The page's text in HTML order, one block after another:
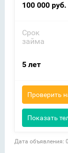
100 000 руб.
Срок
займа
5 лет
Проверить
Показать
Дата объявления: